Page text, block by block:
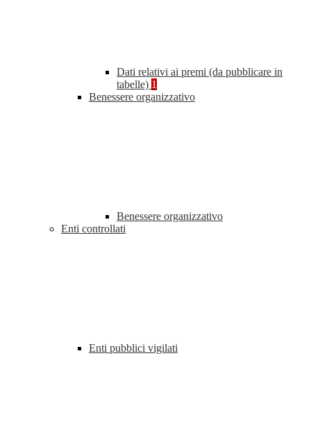
Dati relativi ai premi (da pubblicare in
tabelle) 1
Benessere organizzativo
Benessere organizzativo
Enti controllati
Enti pubblici vigilati